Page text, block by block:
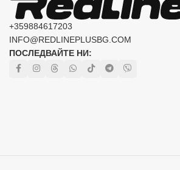
+359884617203
INFO@REDLINEPLUSBG.COM
ПОСЛЕДВАЙТЕ НИ: